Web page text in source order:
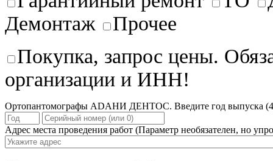
Демонтаж
Прочее
Покупка, запрос цены.
организации и ИНН!
Ортопантомографы ADAНИ ДЕНТОС. Введите год выпуска
Адрес места проведения работ (Параметр необязателен, но